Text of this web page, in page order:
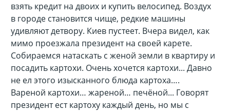
взять кредит на двоих и купить велосипед. Воздух
в городе становится чище, редкие машины
удивляют детвору. Киев пустеет. Вчера видел, как
мимо проезжала президент на своей карете.
Собираемся натаскать с женой земли в квартиру и
посадить картохи. Очень хочется картохи... Давно
не ел этого изысканного блюда картоха….
Вареной картохи… жареной… печёной... Говорят
президент ест картоху каждый день, но мы с